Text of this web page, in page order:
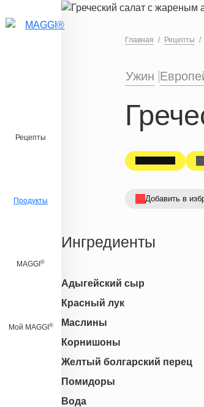
Перейти к основному содержанию
Рецепты
Продукты
MAGGI ®
Мой MAGGI ®
Главная Рецепты
Ужин
Добавить в
Ингредиенты
Адыгейский сыр
Красный лук
Маслины
Корнишоны
Желтый болгарский перец
Помидоры
Вода